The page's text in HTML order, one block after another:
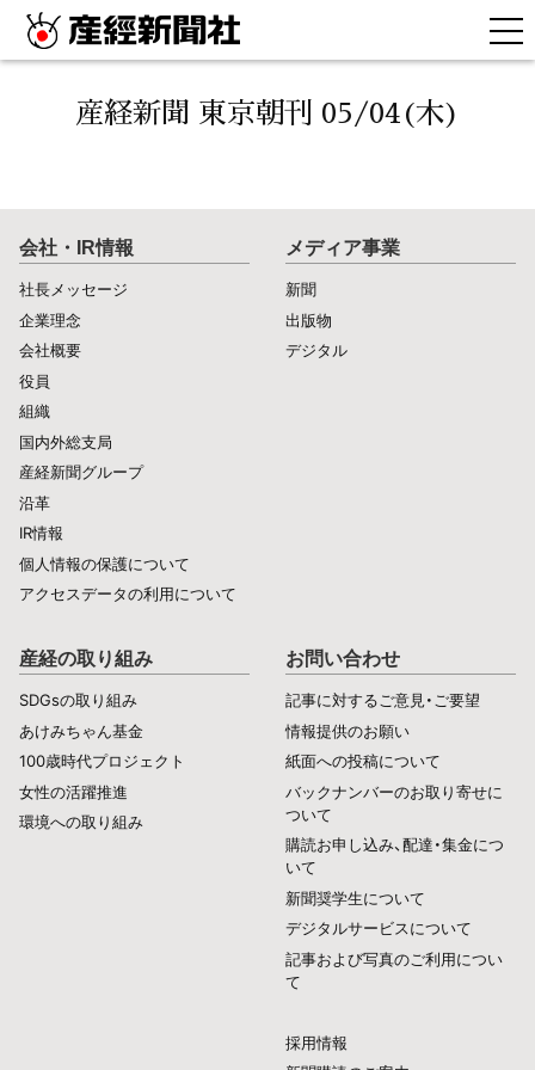
産経新聞 東京朝刊 05/04(木)
会社・IR情報
社長メッセージ
企業理念
会社概要
役員
組織
国内外総支局
産経新聞グループ
沿革
IR情報
個人情報の保護について
アクセスデータの利用について
メディア事業
新聞
出版物
デジタル
産経の取り組み
SDGsの取り組み
あけみちゃん基金
100歳時代プロジェクト
女性の活躍推進
環境への取り組み
お問い合わせ
記事に対するご意見・ご要望
情報提供のお願い
紙面への投稿について
バックナンバーのお取り寄せに
ついて
購読お申し込み、配達・集金につ
いて
新聞奨学生について
デジタルサービスについて
記事および写真のご利用につい
て
採用情報